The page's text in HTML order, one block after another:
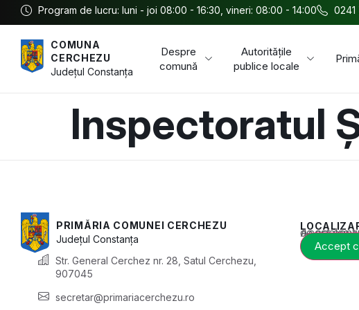
Program de lucru: luni - joi 08:00 - 16:30, vineri: 08:00 - 14:00
COMUNA
CERCHEZU
JudețulConstanța
Despre
comună
Autoritățile
publice locale
Inspectoratul
PRIMĂRIA COMUNEI CERCHEZU
JudețulConstanța
Str. General Cerchez nr. 28, Satul Cerchezu,
907045
secretar@primariacerchezu.ro
Acest conținut este blocat până când acceptați categoria
Accept